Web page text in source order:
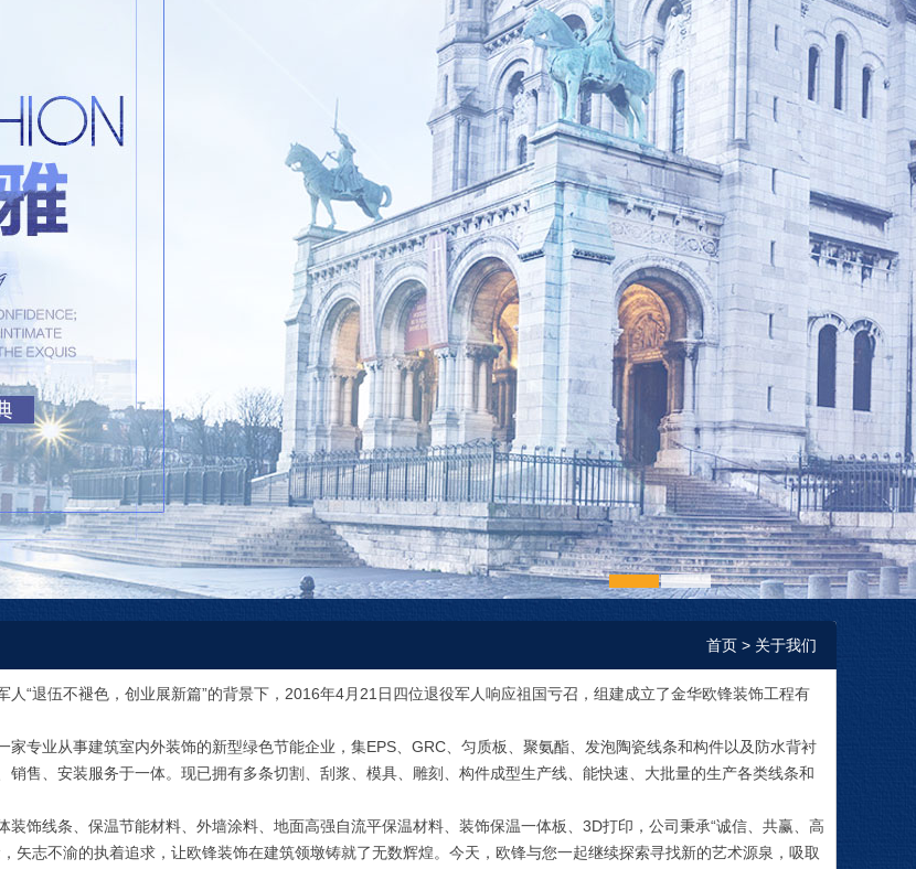
首页 > 关于我们
“退伍不褪色，创业展新篇”的背景下，2016年4月21日四位退役军人响应祖国亏召，组建成立了金华欧锋装饰工程有
专业从事建筑室内外装饰的新型绿色节能企业，集EPS、GRC、匀质板、聚氨酯、发泡陶瓷线条和构件以及防水背衬
销售、安装服务于一体。现已拥有多条切割、刮浆、模具、雕刻、构件成型生产线、能快速、大批量的生产各类线条和
饰线条、保温节能材料、外墙涂料、地面高强自流平保温材料、装饰保温一体板、3D打印，公司秉承“诚信、共赢、高
矢志不渝的执着追求，让欧锋装饰在建筑领墩铸就了无数辉煌。今天，欧锋与您一起继续探索寻找新的艺术源泉，吸取